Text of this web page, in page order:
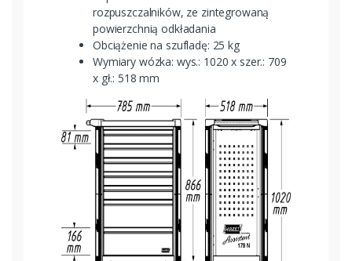
rozpuszczalników, ze zintegrowaną
powierzchnią odkładania
Obciążenie na szufladę: 25 kg
Wymiary wózka: wys.: 1020 x szer.: 709
x gł.: 518 mm